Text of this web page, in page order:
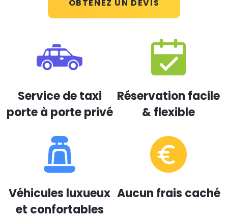
OBTENEZ UN DEVIS
Service de taxi
porte à porte privé
Réservation facile
& flexible
Véhicules luxueux
et confortables
Aucun frais caché